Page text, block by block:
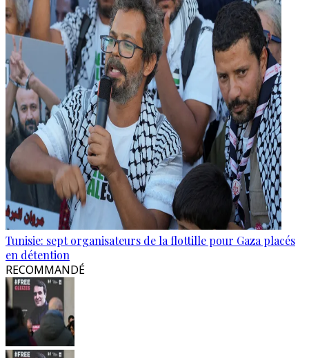
Tunisie: sept organisateurs de la flottille pour Gaza placés
en détention
RECOMMANDÉ